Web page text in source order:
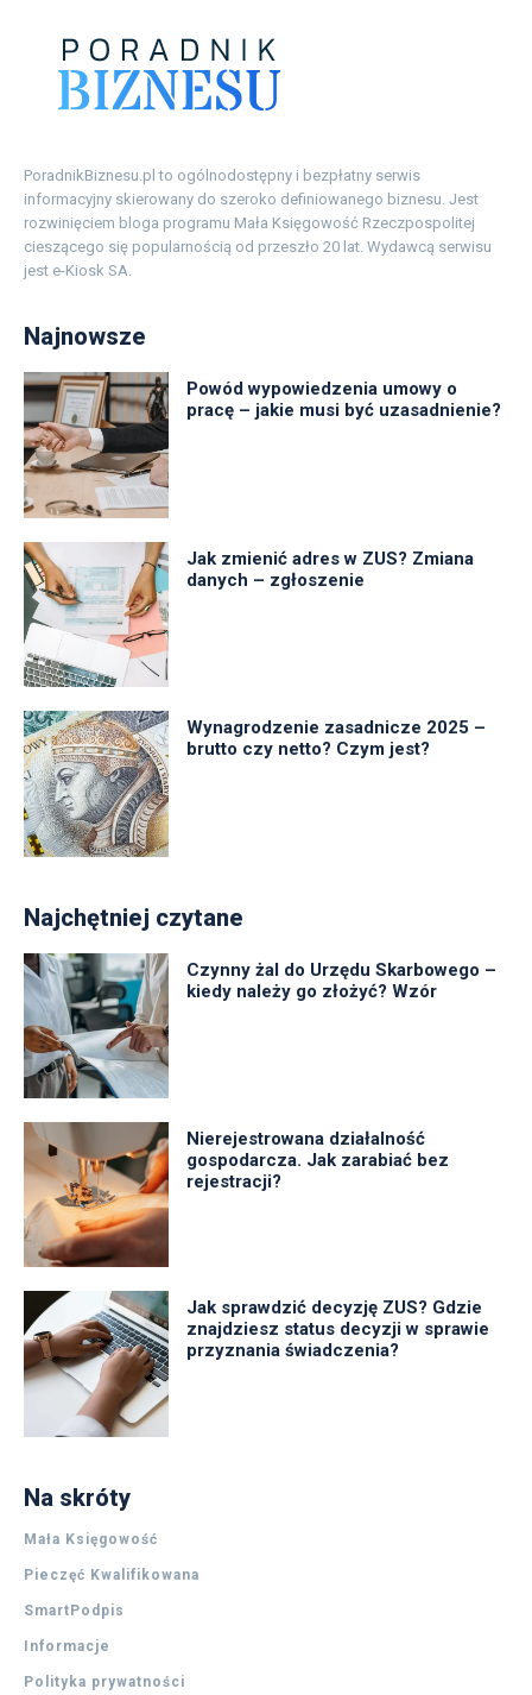
PoradnikBiznesu.pl to ogólnodostępny i bezpłatny serwis
informacyjny skierowany do szeroko definiowanego biznesu. Jest
rozwinięciem bloga programu Mała Księgowość Rzeczpospolitej
cieszącego się popularnością od przeszło 20 lat. Wydawcą serwisu
jest e-Kiosk SA.
Najnowsze
Powód wypowiedzenia umowy o
pracę – jakie musi być uzasadnienie?
Jak zmienić adres w ZUS? Zmiana
danych – zgłoszenie
Wynagrodzenie zasadnicze 2025 –
brutto czy netto? Czym jest?
Najchętniej czytane
Czynny żal do Urzędu Skarbowego –
kiedy należy go złożyć? Wzór
Nierejestrowana działalność
gospodarcza. Jak zarabiać bez
rejestracji?
Jak sprawdzić decyzję ZUS? Gdzie
znajdziesz status decyzji w sprawie
przyznania świadczenia?
Na skróty
Mała Księgowość
Pieczęć Kwalifikowana
SmartPodpis
Informacje
Polityka prywatności